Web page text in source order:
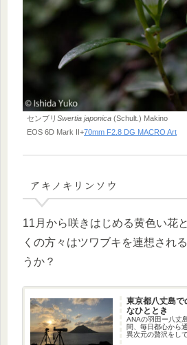
センブリ Swertia japonica (Schult.) Makino
EOS 6D Mark II+70mm F2.8 DG MACRO Art
アキノキリンソウ
11月から咲きはじめる黄色い花
くの方々はツワブキを連想され
うか？
東京都八丈島で
なひととき
ANAの羽田ー八丈
間、毎日都心から
異次元の贅沢をし